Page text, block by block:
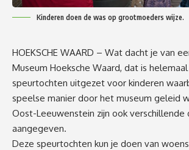
Kinderen doen de was op grootmoeders wijze.
HOEKSCHE WAARD – Wat dacht je van
Museum Hoeksche Waard, dat is helemaal
speurtochten uitgezet voor kinderen
speelse manier door het museum geleid
Oost-Leeuwenstein zijn ook
aangegeven.
Deze speurtochten kun je doen van